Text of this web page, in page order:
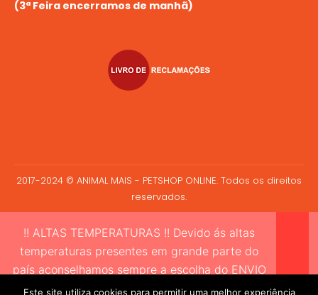
(3ª Feira encerramos de manhã)
2017-2024 © ANIMAL MAIS - PETSHOP ONLINE. Todos os direitos
reservados.
!! ALTAS TEMPERATURAS !! Devido ás altas
temperaturas presentes em grande parte do
país aconselhamos sempre a escolha do ENVIO
EXPRESSO sempre que compre alimento vivo a
Este site utiliza cookies para permitir uma melhor experiência